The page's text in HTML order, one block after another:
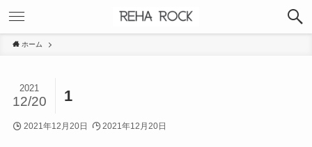
ホーム
1
2021
12/20
2021年12月20日 2021年12月20日